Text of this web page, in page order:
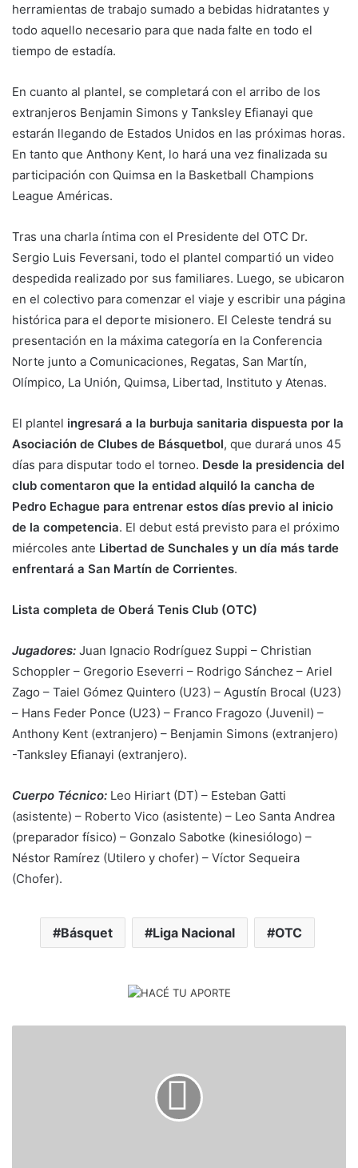
herramientas de trabajo sumado a bebidas hidratantes y
todo aquello necesario para que nada falte en todo el
tiempo de estadía.
En cuanto al plantel, se completará con el arribo de los
extranjeros Benjamin Simons y Tanksley Efianayi que
estarán llegando de Estados Unidos en las próximas horas.
En tanto que Anthony Kent, lo hará una vez finalizada su
participación con Quimsa en la Basketball Champions
League Américas.
Tras una charla íntima con el Presidente del OTC Dr.
Sergio Luis Feversani, todo el plantel compartió un video
despedida realizado por sus familiares. Luego, se ubicaron
en el colectivo para comenzar el viaje y escribir una página
histórica para el deporte misionero. El Celeste tendrá su
presentación en la máxima categoría en la Conferencia
Norte junto a Comunicaciones, Regatas, San Martín,
Olímpico, La Unión, Quimsa, Libertad, Instituto y Atenas.
El plantel ingresará a la burbuja sanitaria dispuesta por la
Asociación de Clubes de Básquetbol, que durará unos 45
días para disputar todo el torneo. Desde la presidencia del
club comentaron que la entidad alquiló la cancha de
Pedro Echague para entrenar estos días previo al inicio
de la competencia. El debut está previsto para el próximo
miércoles ante Libertad de Sunchales y un día más tarde
enfrentará a San Martín de Corrientes.
Lista completa de Oberá Tenis Club (OTC)
Jugadores: Juan Ignacio Rodríguez Suppi – Christian
Schoppler – Gregorio Eseverri – Rodrigo Sánchez – Ariel
Zago – Taiel Gómez Quintero (U23) – Agustín Brocal (U23)
– Hans Feder Ponce (U23) – Franco Fragozo (Juvenil) –
Anthony Kent (extranjero) – Benjamin Simons (extranjero)
-Tanksley Efianayi (extranjero).
Cuerpo Técnico: Leo Hiriart (DT) – Esteban Gatti
(asistente) – Roberto Vico (asistente) – Leo Santa Andrea
(preparador físico) – Gonzalo Sabotke (kinesiólogo) –
Néstor Ramírez (Utilero y chofer) – Víctor Sequeira
(Chofer).
Básquet Liga Nacional OTC